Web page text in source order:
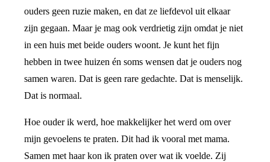
ouders geen ruzie maken, en dat ze liefdevol uit elkaar
zijn gegaan. Maar je mag ook verdrietig zijn omdat je niet
in een huis met beide ouders woont. Je kunt het fijn
hebben in twee huizen én soms wensen dat je ouders nog
samen waren. Dat is geen rare gedachte. Dat is menselijk.
Dat is normaal.
Hoe ouder ik werd, hoe makkelijker het werd om over
mijn gevoelens te praten. Dit had ik vooral met mama.
Samen met haar kon ik praten over wat ik voelde. Zij